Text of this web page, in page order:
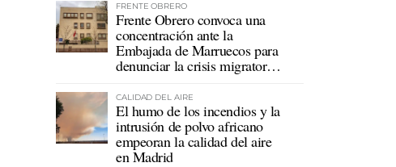
FRENTE OBRERO
Frente Obrero convoca una
concentración ante la
Embajada de Marruecos para
denunciar la crisis migratoria
CALIDAD DEL AIRE
El humo de los incendios y la
intrusión de polvo africano
empeoran la calidad del aire
en Madrid